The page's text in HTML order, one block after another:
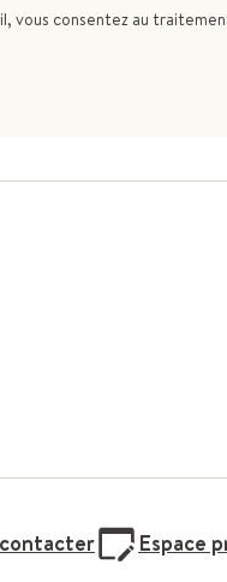
vous consentez au
Espace